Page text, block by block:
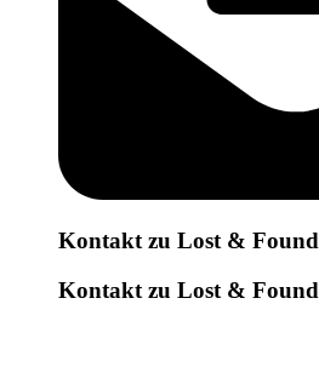
Kontakt zu Lost & Found
Kontakt zu Lost & Found